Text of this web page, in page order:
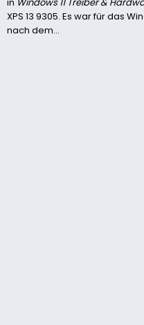
t
e
t
e
XPS 13 9305. Es war für das
nach dem...